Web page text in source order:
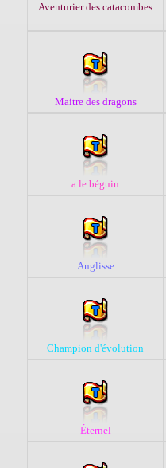
Aventurier des catacombes
Maitre des dragons
a le béguin
Anglisse
Champion d'évolution
Éternel